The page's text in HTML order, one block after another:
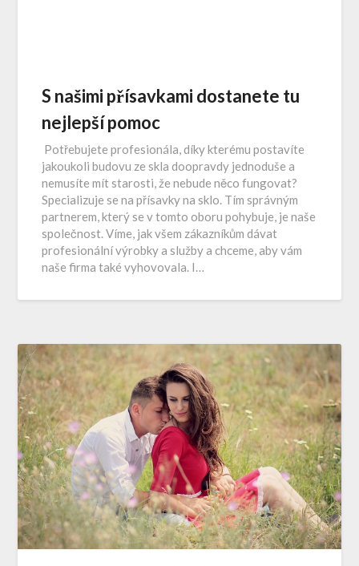
S našimi přísavkami dostanete tu
nejlepší pomoc
Potřebujete profesionála, díky kterému postavíte
jakoukoli budovu ze skla doopravdy jednoduše a
nemusíte mít starosti, že nebude něco fungovat?
Specializuje se na přísavky na sklo. Tím správným
partnerem, který se v tomto oboru pohybuje, je naše
společnost. Víme, jak všem zákazníkům dávat
profesionální výrobky a služby a chceme, aby vám
naše firma také vyhovovala. I…